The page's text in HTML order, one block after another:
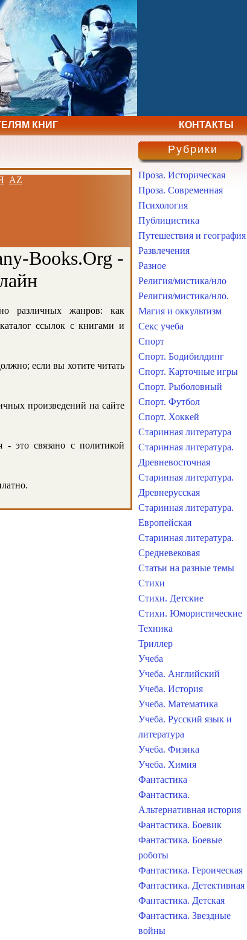
КНИГ КОНТАКТЫ
AZ
Books.Org -
различных жанров: как
ссылок с книгами и
если вы хотите читать
произведений на сайте
это связано с политикой
Рубрики
Проза. Историческая
Проза. Современная
Психология
Публицистика
Путешествия и география
Развлечения
Разное
Религия/мистика/нло
Религия/мистика/нло.
Магия и оккультизм
Секс учеба
Спорт
Спорт. Бодибилдинг
Спорт. Карточные игры
Спорт. Рыболовный
Спорт. Футбол
Спорт. Хоккей
Старинная литература
Старинная литература.
Древневосточная
Старинная литература.
Древнерусская
Старинная литература.
Европейская
Старинная литература.
Средневековая
Статьи на разные темы
Стихи
Стихи. Детские
Стихи. Юмористические
Техника
Триллер
Учеба
Учеба. Английский
Учеба. История
Учеба. Математика
Учеба. Русский язык и
литература
Учеба. Физика
Учеба. Химия
Фантастика
Фантастика.
Альтернативная история
Фантастика. Боевик
Фантастика. Боевые
роботы
Фантастика. Героическая
Фантастика. Детективная
Фантастика. Детская
Фантастика. Звездные
войны